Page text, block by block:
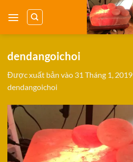
qua
dendangoichoi
Được xuất bản vào 31 Tháng 1, 2019
dendangoichoi